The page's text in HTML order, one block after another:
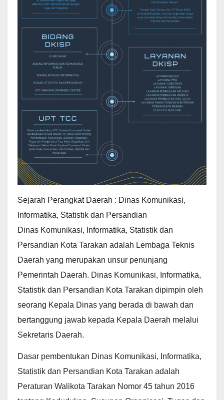
Sejarah Perangkat Daerah : Dinas Komunikasi,
Informatika, Statistik dan Persandian
Dinas Komunikasi, Informatika, Statistik dan
Persandian Kota Tarakan adalah Lembaga Teknis
Daerah yang merupakan unsur penunjang
Pemerintah Daerah. Dinas Komunikasi, Informatika,
Statistik dan Persandian Kota Tarakan dipimpin oleh
seorang Kepala Dinas yang berada di bawah dan
bertanggung jawab kepada Kepala Daerah melalui
Sekretaris Daerah.
Dasar pembentukan Dinas Komunikasi, Informatika,
Statistik dan Persandian Kota Tarakan adalah
Peraturan Walikota Tarakan Nomor 45 tahun 2016